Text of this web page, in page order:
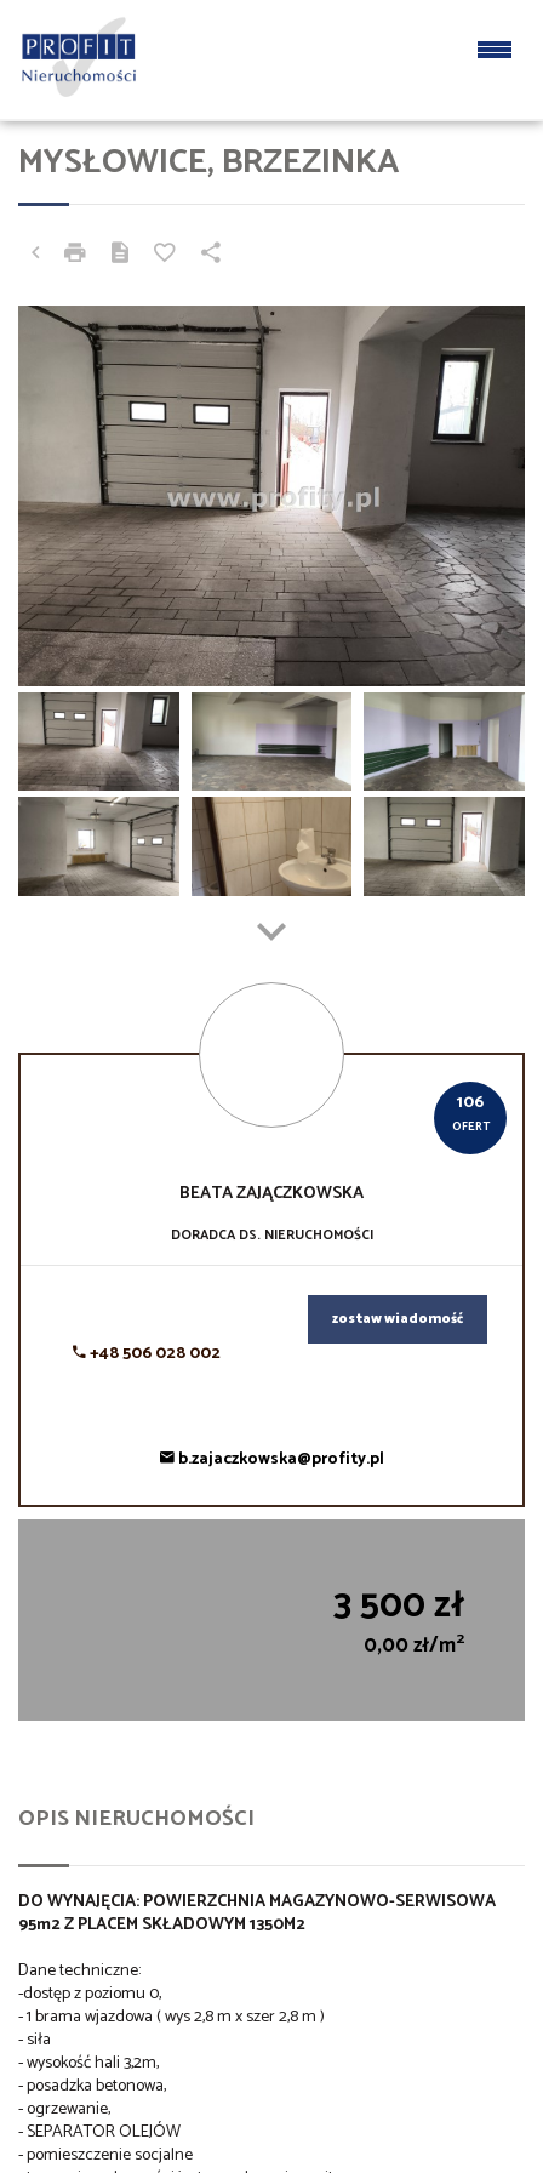
MYSŁOWICE, BRZEZINKA
106
OFERT
BEATAZAJĄCZKOWSKA
DORADCA DS. NIERUCHOMOŚCI
+48 506 028 002
zostaw wiadomość
b.zajaczkowska@profity.pl
3 500 zł
0,00 zł/m2
OPIS NIERUCHOMOŚCI
DO WYNAJĘCIA: POWIERZCHNIA MAGAZYNOWO-SERWISOWA
95m2 Z PLACEM SKŁADOWYM 1350M2
Dane techniczne:
-dostęp z poziomu 0,
- 1 brama wjazdowa ( wys 2,8 m x szer 2,8 m )
- siła
- wysokość hali 3,2m,
- posadzka betonowa,
- ogrzewanie,
- SEPARATOR OLEJÓW
- pomieszczenie socjalne